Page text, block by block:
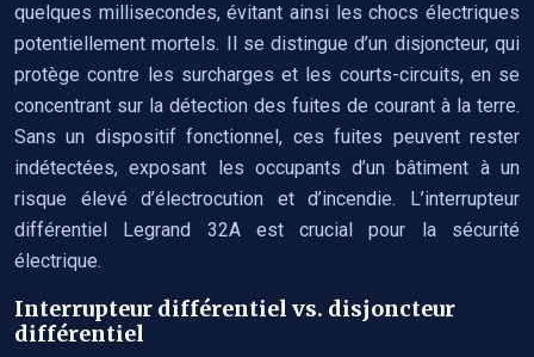
quelques millisecondes, évitant ainsi les chocs électriques
potentiellement mortels. Il se distingue d’un disjoncteur, qui
protège contre les surcharges et les courts-circuits, en se
concentrant sur la détection des fuites de courant à la terre.
Sans un dispositif fonctionnel, ces fuites peuvent rester
indétectées, exposant les occupants d’un bâtiment à un
risque élevé d’électrocution et d’incendie. L’interrupteur
différentiel Legrand 32A est crucial pour la sécurité
électrique.
Interrupteur différentiel vs. disjoncteur
différentiel